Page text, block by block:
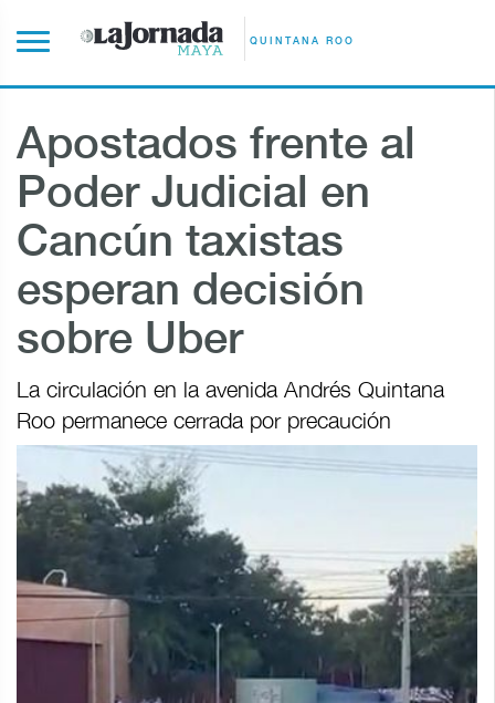
QUINTANA ROO
Apostados frente al
Poder Judicial en
Cancún taxistas
esperan decisión
sobre Uber
La circulación en la avenida Andrés Quintana
Roo permanece cerrada por precaución